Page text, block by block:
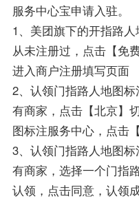
服务中心宝申请入驻。
1、美团旗下的开指路
从未注册过，点击【免
进入商户注册填写页面
2、认领门指路人地图
有商家，点击【北京】
图标注服务中心，点击
3、认领门指路人地图
有商家，选择一个门指
认领，点击同意，认领